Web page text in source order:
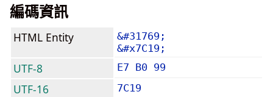
編碼資訊
HTML Entity
&#31769;
&#x7C19;
UTF-8 E7 B0 99
UTF-16 7C19